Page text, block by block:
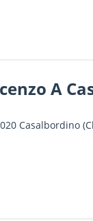
A
Casalbordino